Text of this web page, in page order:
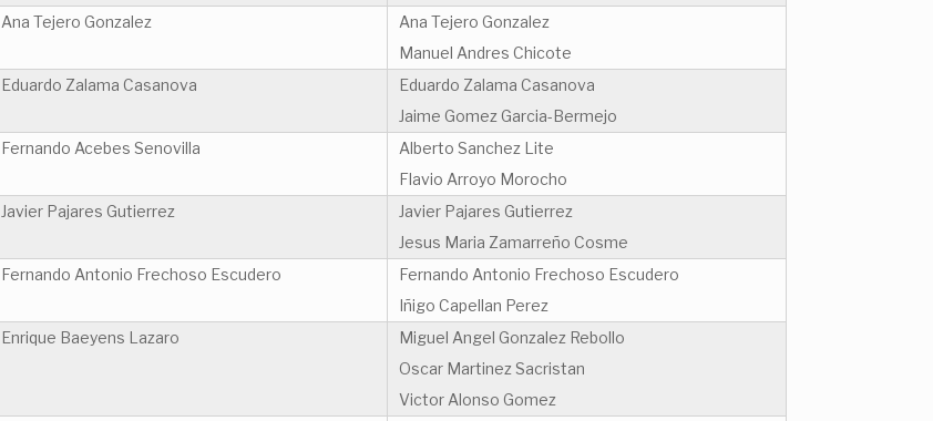
Ana Tejero Gonzalez
Ana Tejero Gonzalez
Manuel Andres Chicote
Eduardo Zalama Casanova
Eduardo Zalama Casanova
Jaime Gomez Garcia-Bermejo
Fernando Acebes Senovilla
Alberto Sanchez Lite
Flavio Arroyo Morocho
Javier Pajares Gutierrez
Javier Pajares Gutierrez
Jesus Maria Zamarreño Cosme
Fernando Antonio Frechoso Escudero
Fernando Antonio Frechoso Escudero
Iñigo Capellan Perez
Enrique Baeyens Lazaro
Miguel Angel Gonzalez Rebollo
Oscar Martinez Sacristan
Victor Alonso Gomez